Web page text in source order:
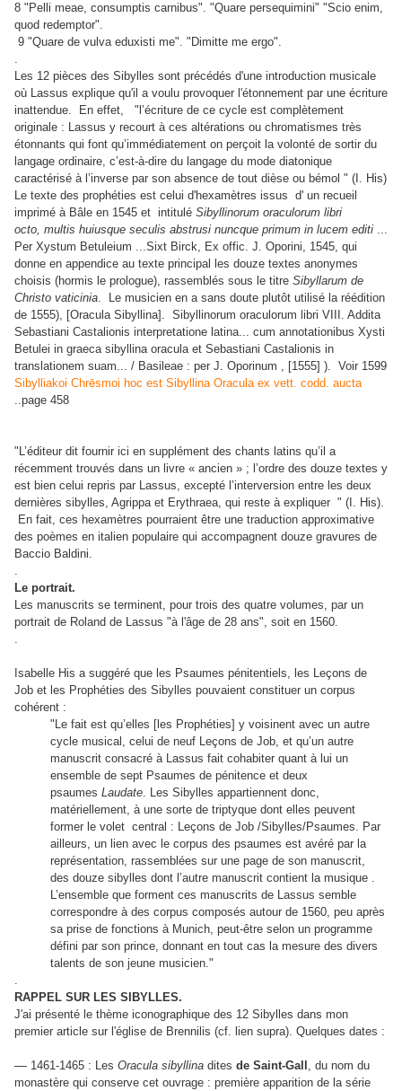
8 "Pelli meae, consumptis carnibus". "Quare persequimini" "Scio enim,
quod redemptor".
9 "Quare de vulva eduxisti me". "Dimitte me ergo".
.
Les 12 pièces des Sibylles sont précédés d'une introduction musicale
où Lassus explique qu'il a voulu provoquer l'étonnement par une écriture
inattendue. En effet, "l’écriture de ce cycle est complètement
originale : Lassus y recourt à ces altérations ou chromatismes très
étonnants qui font qu’immédiatement on perçoit la volonté de sortir du
langage ordinaire, c’est-à-dire du langage du mode diatonique
caractérisé à l’inverse par son absence de tout dièse ou bémol " (I. His)
Le texte des prophéties est celui d'hexamètres issus d' un recueil
imprimé à Bâle en 1545 et intitulé Sibyllinorum oraculorum libri
octo, multis huiusque seculis abstrusi nuncque primum in lucem editi ...
Per Xystum Betuleium ...Sixt Birck, Ex offic. J. Oporini, 1545, qui
donne en appendice au texte principal les douze textes anonymes
choisis (hormis le prologue), rassemblés sous le titre Sibyllarum de
Christo vaticinia. Le musicien en a sans doute plutôt utilisé la réédition
de 1555), [Oracula Sibyllina]. Sibyllinorum oraculorum libri VIII. Addita
Sebastiani Castalionis interpretatione latina... cum annotationibus Xysti
Betulei in graeca sibyllina oracula et Sebastiani Castalionis in
translationem suam... / Basileae : per J. Oporinum , [1555] ). Voir 1599
Sibylliakoi Chrēsmoi hoc est Sibyllina Oracula ex vett. codd. aucta
..page 458
"L’éditeur dit fournir ici en supplément des chants latins qu’il a
récemment trouvés dans un livre « ancien » ; l’ordre des douze textes y
est bien celui repris par Lassus, excepté l’interversion entre les deux
dernières sibylles, Agrippa et Erythraea, qui reste à expliquer " (I. His).
En fait, ces hexamètres pourraient être une traduction approximative
des poèmes en italien populaire qui accompagnent douze gravures de
Baccio Baldini.
.
Le portrait.
Les manuscrits se terminent, pour trois des quatre volumes, par un
portrait de Roland de Lassus "à l'âge de 28 ans", soit en 1560.
.
Isabelle His a suggéré que les Psaumes pénitentiels, les Leçons de
Job et les Prophéties des Sibylles pouvaient constituer un corpus
cohérent :
"Le fait est qu’elles [les Prophéties] y voisinent avec un autre
cycle musical, celui de neuf Leçons de Job, et qu’un autre
manuscrit consacré à Lassus fait cohabiter quant à lui un
ensemble de sept Psaumes de pénitence et deux
psaumes Laudate. Les Sibylles appartiennent donc,
matériellement, à une sorte de triptyque dont elles peuvent
former le volet central : Leçons de Job /Sibylles/Psaumes. Par
ailleurs, un lien avec le corpus des psaumes est avéré par la
représentation, rassemblées sur une page de son manuscrit,
des douze sibylles dont l’autre manuscrit contient la musique .
L’ensemble que forment ces manuscrits de Lassus semble
correspondre à des corpus composés autour de 1560, peu après
sa prise de fonctions à Munich, peut-être selon un programme
défini par son prince, donnant en tout cas la mesure des divers
talents de son jeune musicien."
.
RAPPEL SUR LES SIBYLLES.
J'ai présenté le thème iconographique des 12 Sibylles dans mon
premier article sur l'église de Brennilis (cf. lien supra). Quelques dates :
— 1461-1465 : Les Oracula sibyllina dites de Saint-Gall , du nom du
monastère qui conserve cet ouvrage : première apparition de la série